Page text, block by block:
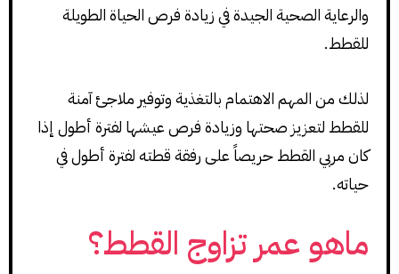
والرعاية الصحية الجيدة في زيادة فرص الحياة الطويلة
للقطط.
لذلك من المهم الاهتمام بالتغذية وتوفير ملاجئ آمنة
للقطط لتعزيز صحتها وزيادة فرص عيشها لفترة أطول إذا
كان مربي القطط حريصاً على رفقة قطته لفترة أطول في
حياته.
ماهو عمر تزاوج القطط؟